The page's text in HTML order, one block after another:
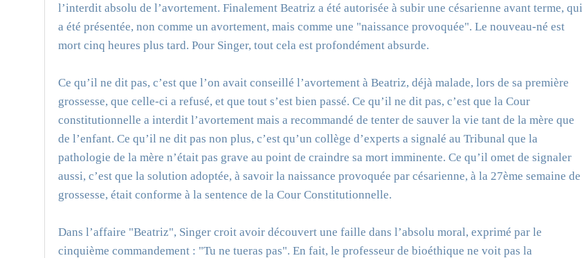
l’interdit absolu de l’avortement. Finalement Beatriz a été autorisée à subir une césarienne avant terme, qui
a été présentée, non comme un avortement, mais comme une "naissance provoquée". Le nouveau-né est
mort cinq heures plus tard. Pour Singer, tout cela est profondément absurde.
Ce qu’il ne dit pas, c’est que l’on avait conseillé l’avortement à Beatriz, déjà malade, lors de sa première
grossesse, que celle-ci a refusé, et que tout s’est bien passé. Ce qu’il ne dit pas, c’est que la Cour
constitutionnelle a interdit l’avortement mais a recommandé de tenter de sauver la vie tant de la mère que
de l’enfant. Ce qu’il ne dit pas non plus, c’est qu’un collège d’experts a signalé au Tribunal que la
pathologie de la mère n’était pas grave au point de craindre sa mort imminente. Ce qu’il omet de signaler
aussi, c’est que la solution adoptée, à savoir la naissance provoquée par césarienne, à la 27ème semaine de
grossesse, était conforme à la sentence de la Cour Constitutionnelle.
Dans l’affaire "Beatriz", Singer croit avoir découvert une faille dans l’absolu moral, exprimé par le
cinquième commandement : "Tu ne tueras pas". En fait, le professeur de bioéthique ne voit pas la